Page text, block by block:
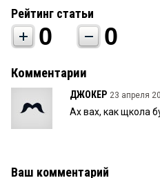
Рейтинг статьи
0 0
Комментарии
ДЖОКЕР 23 апреля
Ах вах, как щкола
Ваш комментарий